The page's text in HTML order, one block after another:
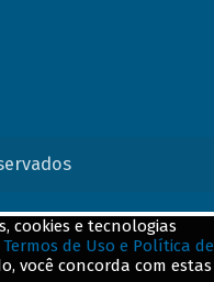
cookies e tecnologias
Termos de Uso e Política de
você concorda com estas